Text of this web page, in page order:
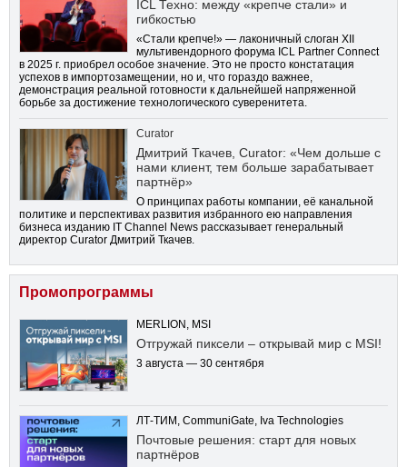
ICL Техно: между «крепче стали» и
гибкостью
«Стали крепче!» — лаконичный слоган XII
мультивендорного форума ICL Partner Connect
в 2025 г. приобрел особое значение. Это не просто констатация
успехов в импортозамещении, но и, что гораздо важнее,
демонстрация реальной готовности к дальнейшей напряженной
борьбе за достижение технологического суверенитета.
Curator
Дмитрий Ткачев, Curator: «Чем дольше с
нами клиент, тем больше зарабатывает
партнёр»
О принципах работы компании, её канальной
политике и перспективах развития избранного ею направления
бизнеса изданию IT Channel News рассказывает генеральный
директор Curator Дмитрий Ткачев.
Промопрограммы
MERLION, MSI
Отгружай пиксели – открывай мир с MSI!
3 августа — 30 сентября
ЛТ-ТИМ, CommuniGate, Iva Technologies
Почтовые решения: старт для новых
партнёров